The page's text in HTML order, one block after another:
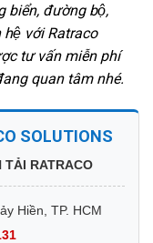
biển, đường bộ,
với Ratraco
tư vấn miễn phí
quan tâm nhé.
SOLUTIONS
TẢI RATRACO
Hiền, TP. HCM